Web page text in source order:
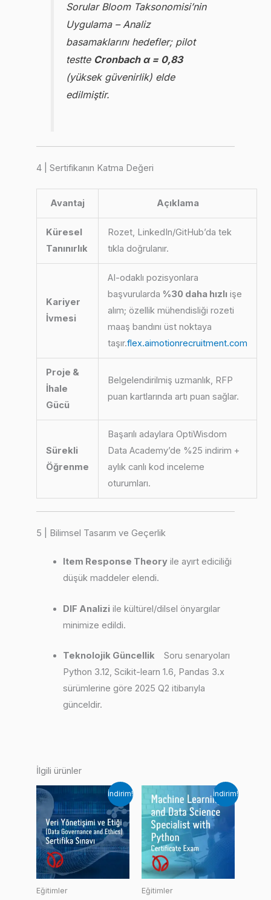
Sorular Bloom Taksonomisi’nin
Uygulama – Analiz
basamaklarını hedefler; pilot
testte Cronbach α = 0,83
(yüksek güvenirlik) elde
edilmiştir.
4 | Sertifikanın Katma Değeri
Avantaj Açıklama
Küresel
Tanınırlık
Rozet, LinkedIn/GitHub’da tek
tıkla doğrulanır.
Kariyer
İvmesi
AI-odaklı pozisyonlara
başvurularda %30 daha hızlı işe
alım; özellik mühendisliği rozeti
maaş bandını üst noktaya
taşır.flex.aimotionrecruitment.com
Proje &
İhale
Gücü
Belgelendirilmiş uzmanlık, RFP
puan kartlarında artı puan sağlar.
Sürekli
Öğrenme
Başarılı adaylara OptiWisdom
Data Academy’de %25 indirim +
aylık canlı kod inceleme
oturumları.
5 | Bilimsel Tasarım ve Geçerlik
Item Response Theoryile ayırt ediciliği
düşük maddeler elendi.
DIF Analizi ile kültürel/dilsel önyargılar
minimize edildi.
Teknolojik GüncellikSoru senaryoları
Python 3.12, Scikit-learn 1.6, Pandas 3.x
sürümlerine göre 2025 Q2 itibarıyla
günceldir.
İlgili ürünler
İndirim!
Eğitimler
İndirim!
Eğitimler